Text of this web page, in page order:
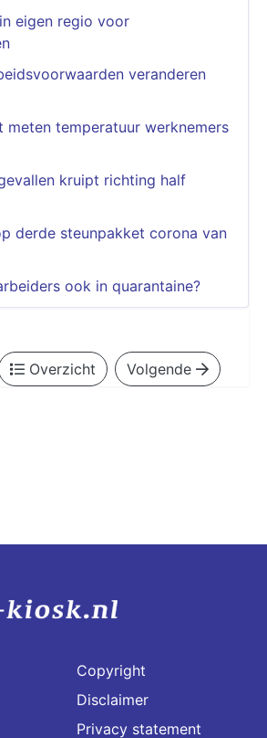
eigen regio voor
veranderen
meten temperatuur werknemers
kruipt richting half
derde steunpakket corona van
ook in quarantaine?
Overzicht Volgende
Copyright
Disclaimer
Privacy statement